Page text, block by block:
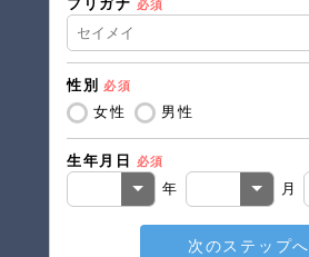
必須
性別 必須
女性 男性
生年月日 必須
年 月
次のステップへ